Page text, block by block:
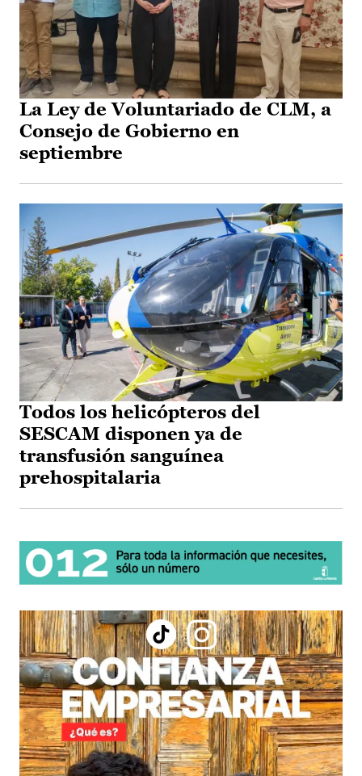
La Ley de Voluntariado de CLM, a
Consejo de Gobierno en
septiembre
Todos los helicópteros del
SESCAM disponen ya de
transfusión sanguínea
prehospitalaria